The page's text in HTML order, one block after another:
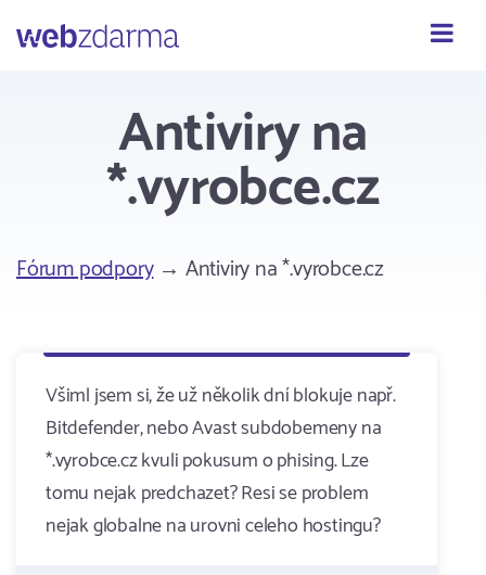
Webzdarma
Antiviry na
*.vyrobce.cz
Fórum podpory→ Antiviry na *.vyrobce.cz
Všiml jsem si, že už několik dní blokuje např.
Bitdefender, nebo Avast subdobemeny na
*.vyrobce.cz kvuli pokusum o phising. Lze
tomu nejak predchazet? Resi se problem
nejak globalne na urovni celeho hostingu?